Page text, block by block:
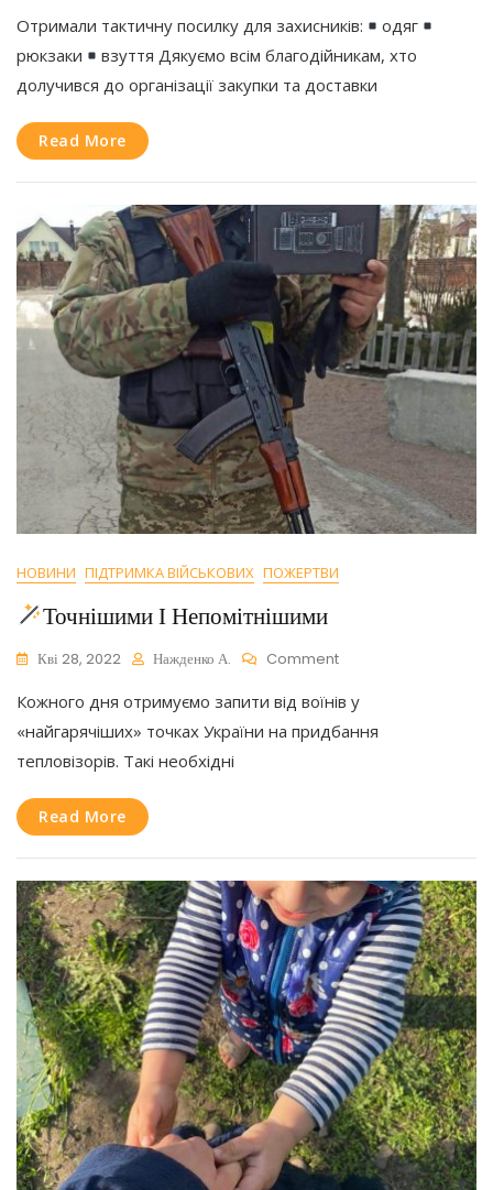
Дочекались
Отримали тактичну посилку для захисників:
одяг
рюкзаки
взуття Дякуємо всім благодійникам, хто
долучився до організації закупки та доставки
Read More
НОВИНИ ПІДТРИМКА ВІЙСЬКОВИХ ПОЖЕРТВИ
Точнішими І Непомітнішими
Кві 28, 2022 Нажденко А. CommentOn
Точнішими
І
Кожного дня отримуємо запити від воїнів у
«найгарячіших» точках України на придбання
тепловізорів. Такі необхідні
Read More